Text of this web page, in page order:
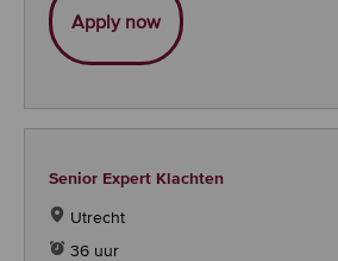
Apply nowSenior Forecaster
Senior Expert Klachten
Utrecht
36 uur